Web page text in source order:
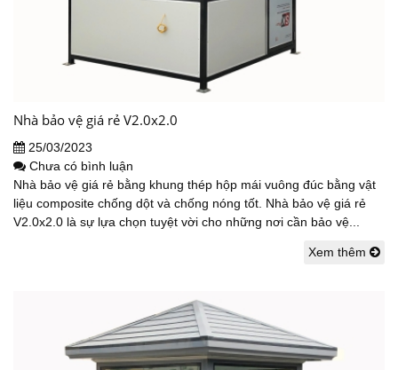
Nhà bảo vệ giá rẻ V2.0x2.0
25/03/2023
Chưa có bình luận
Nhà bảo vệ giá rẻ bằng khung thép hộp mái vuông đúc bằng vật
liệu composite chống dột và chống nóng tốt. Nhà bảo vệ giá rẻ
V2.0x2.0 là sự lựa chọn tuyệt vời cho những nơi cần bảo vệ...
Xem thêm